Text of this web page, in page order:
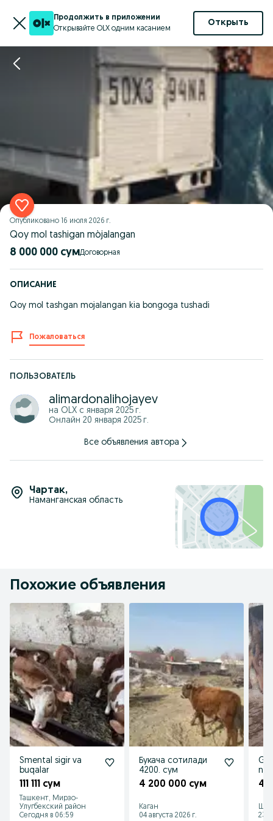
Продолжить в приложении
Открывайте OLX одним касанием
Открыть
Опубликовано 16 июля 2026 г.
Qoy mol tashigan mòjalangan
8 000 000 сум Договорная
ОПИСАНИЕ
Qoy mol tashgan mojalangan kia bongoga tushadi
Пожаловаться
ПОЛЬЗОВАТЕЛЬ
alimardonalihojayev
на OLX с января 2025 г.
Онлайн 20 января 2025 г.
Все объявления автора
Чартак,
Наманганская область
Похожие объявления
Smental sigir va
buqalar
111 111 сум
Ташкент, Мирзо-
Улугбекский район
Сегодня в 06:59
Букача сотилади
4200. сум
4 200 000 сум
Каган
04 августа 2026 г.
4
23